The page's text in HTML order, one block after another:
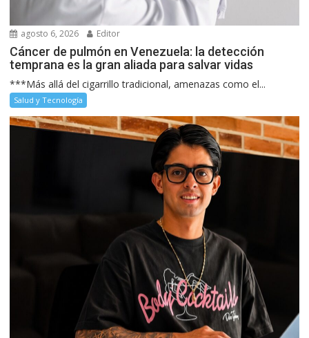
agosto 6, 2026 Editor
Cáncer de pulmón en Venezuela: la detección
temprana es la gran aliada para salvar vidas
***Más allá del cigarrillo tradicional, amenazas como el...
Salud y Tecnología